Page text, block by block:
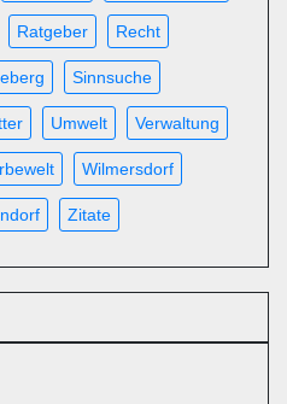
Ratgeber Recht
Sinnsuche
Umwelt Verwaltung
Wilmersdorf
Zitate